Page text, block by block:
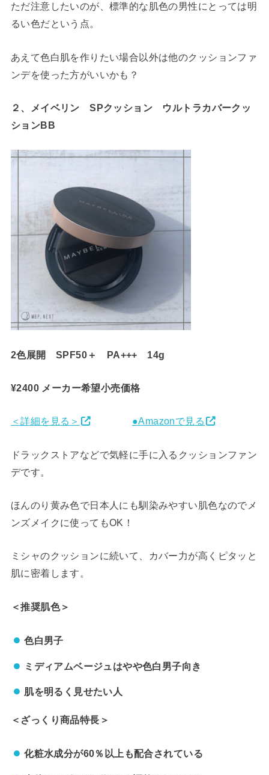
ただ注意したいのが、標準的な肌色の男性にとっては明
るい色だという点。
あえて色白肌を作りたい場合以外は他のクッションファ
ンデを使った方がいいかも？
２、メイベリン SPクッション ウルトラカバークッ
ションBB
2色展開 SPF50＋ PA+++ 14g
¥2400 メーカー希望小売価格
＜詳細を見る＞ ●Amazonで見る
ドラックストアなどで気軽に手に入るクッションファン
デです。
ほんのり黄み色で日本人にも馴染みやすい肌色なのでメ
ンズメイクに使ってもOK！
ミシャのクッションに続いて、カバー力が高くピタッと
肌に密着します。
＜推奨肌色＞
色白男子
ミディアムベージュはやや色白男子向き
肌を明るく見せたい人
＜ざっくり商品特長＞
化粧水成分が60％以上も配合されている